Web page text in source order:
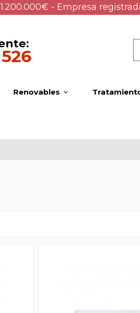
- Empresa
Renovables